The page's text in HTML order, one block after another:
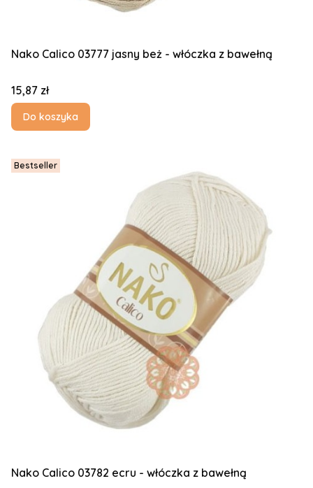
Nako Calico 03777 jasny beż - włóczka z bawełną
Cena
15,87 zł
Do koszyka
Bestseller
Nako Calico 03782 ecru - włóczka z bawełną